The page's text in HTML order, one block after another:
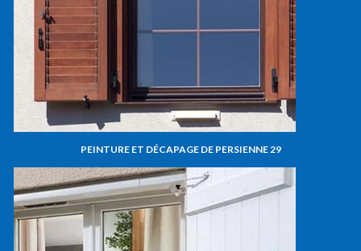
PEINTURE ET DÉCAPAGE DE PERSIENNE 29